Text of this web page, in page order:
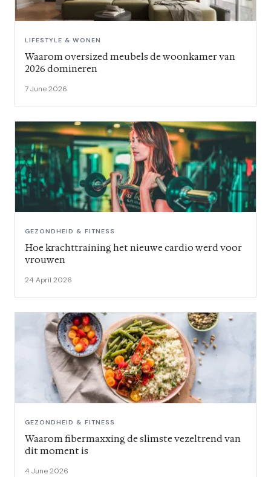
LIFESTYLE & WONEN
Waarom oversized meubels de woonkamer van
2026 domineren
7 June 2026
GEZONDHEID & FITNESS
Hoe krachttraining het nieuwe cardio werd voor
vrouwen
24 April 2026
GEZONDHEID & FITNESS
Waarom fibermaxxing de slimste vezeltrend van
dit moment is
4 June 2026